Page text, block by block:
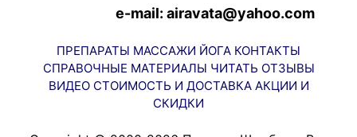
e-mail: airavata@yahoo.com
ПРЕПАРАТЫ МАССАЖИ ЙОГА КОНТАКТЫ
СПРАВОЧНЫЕ МАТЕРИАЛЫ ЧИТАТЬ ОТЗЫВЫ
ВИДЕО СТОИМОСТЬ И ДОСТАВКА АКЦИИ И
СКИДКИ